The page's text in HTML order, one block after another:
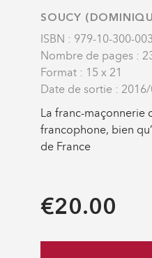
SOUCY
ISBN : 979-10-300-
Nombre de pages :
Format : 15 x 21
Date de sortie :
La franc-maçonnerie
francophone, bien
de France
€20.00